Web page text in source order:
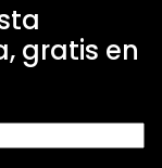
gratis en